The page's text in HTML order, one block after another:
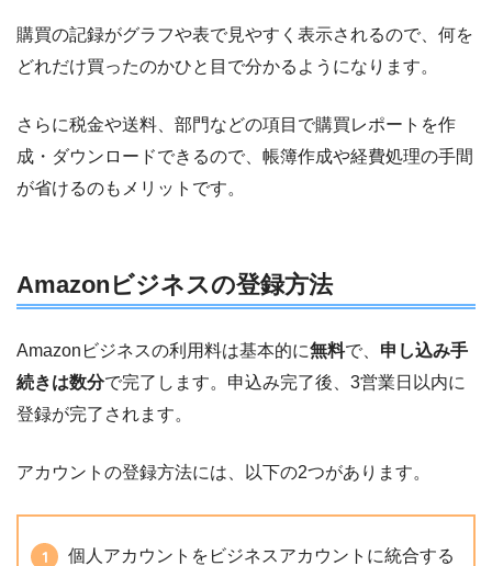
購買の記録がグラフや表で見やすく表示されるので、何を
どれだけ買ったのかひと目で分かるようになります。
さらに税金や送料、部門などの項目で購買レポートを作
成・ダウンロードできるので、帳簿作成や経費処理の手間
が省けるのもメリットです。
Amazonビジネスの登録方法
Amazonビジネスの利用料は基本的に無料で、 申し込み手
続きは数分で完了します。申込み完了後、3営業日以内に
登録が完了されます。
アカウントの登録方法には、以下の2つがあります。
個人アカウントをビジネスアカウントに統合する